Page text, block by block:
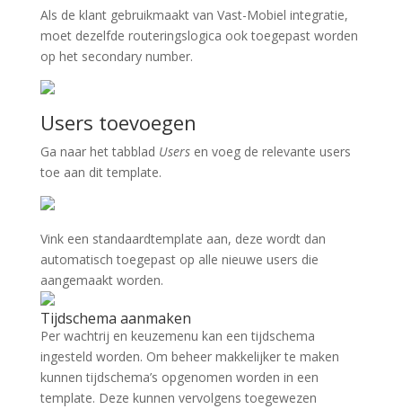
Als de klant gebruikmaakt van Vast-Mobiel integratie,
moet dezelfde routeringslogica ook toegepast worden
op het secondary number.
Users toevoegen
Ga naar het tabblad Users en voeg de relevante users
toe aan dit template.
Vink een standaardtemplate aan, deze wordt dan
automatisch toegepast op alle nieuwe users die
aangemaakt worden.
Tijdschema aanmaken
Per wachtrij en keuzemenu kan een tijdschema
ingesteld worden. Om beheer makkelijker te maken
kunnen tijdschema’s opgenomen worden in een
template. Deze kunnen vervolgens toegewezen